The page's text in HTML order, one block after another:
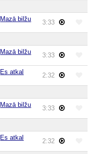
Mazā bilžu
3:33
Mazā bilžu
3:33
Es atkal
2:32
Mazā bilžu
3:33
Es atkal
2:32